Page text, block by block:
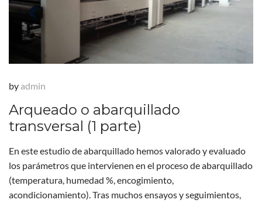
by admin
Arqueado o abarquillado
transversal (1 parte)
En este estudio de abarquillado hemos valorado y evaluado
los parámetros que intervienen en el proceso de abarquillado
(temperatura, humedad %, encogimiento,
acondicionamiento). Tras muchos ensayos y seguimientos,